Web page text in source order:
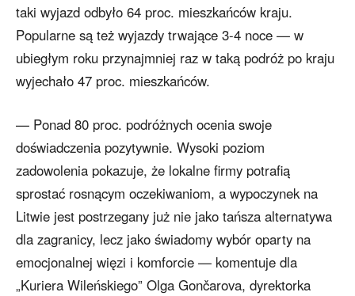
taki wyjazd odbyło 64 proc. mieszkańców kraju.
Popularne są też wyjazdy trwające 3-4 noce — w
ubiegłym roku przynajmniej raz w taką podróż po kraju
wyjechało 47 proc. mieszkańców.
— Ponad 80 proc. podróżnych ocenia swoje
doświadczenia pozytywnie. Wysoki poziom
zadowolenia pokazuje, że lokalne firmy potrafią
sprostać rosnącym oczekiwaniom, a wypoczynek na
Litwie jest postrzegany już nie jako tańsza alternatywa
dla zagranicy, lecz jako świadomy wybór oparty na
emocjonalnej więzi i komforcie — komentuje dla
„Kuriera Wileńskiego” Olga Gončarova, dyrektorka